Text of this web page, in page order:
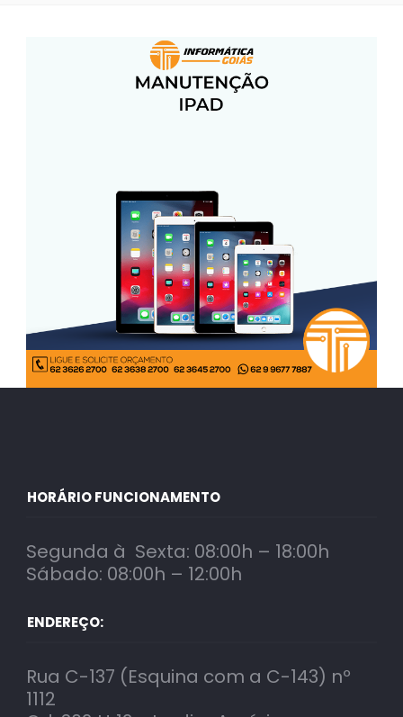
HORÁRIO FUNCIONAMENTO
Segunda à Sexta: 08:00h – 18:00h
Sábado: 08:00h – 12:00h
ENDEREÇO:
Rua C-137 (Esquina com a C-143) nº
1112